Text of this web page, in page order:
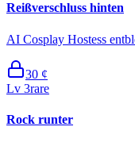
Reißverschluss hinten
AI Cosplay Hostess
30 ¢
Lv 3rare
Rock runter